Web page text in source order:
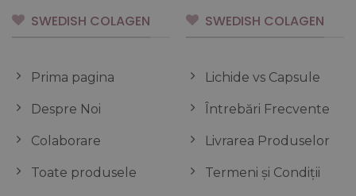
SWEDISH COLAGEN
Prima pagina
Despre Noi
Colaborare
Toate produsele
SWEDISH COLAGEN
Lichide vs Capsule
Întrebări Frecvente
Livrarea Produselor
Termeni și Condiții